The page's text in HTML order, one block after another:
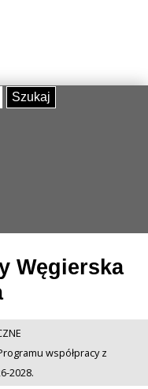
Szukaj
Węgierska
współpracy z
2028.